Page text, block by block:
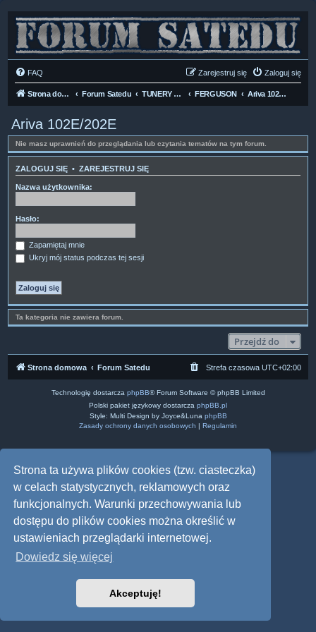
Strona ta używa plików cookies (tzw. ciasteczka)
w celach statystycznych, reklamowych oraz
funkcjonalnych. Warunki przechowywania lub
dostępu do plików cookies można określić w
ustawieniach przeglądarki internetowej.
Dowiedz się więcej
Akceptuję!
FAQ Zaloguj się
Zarejestruj się
Strona domowa Forum Satedu TUNERY SAT HD-LINUX FERGUSON Ariva 102E/202E
Ariva 102E/202E
Nie masz uprawnień do przeglądania lub czytania tematów na tym forum.
ZALOGUJ SIĘ • ZAREJESTRUJ SIĘ
Nazwa użytkownika:
Hasło:
Zapamiętaj mnie
Ukryj mój status podczas tej sesji
Ta kategoria nie zawiera forum.
Przejdź do
Strona domowa Forum Satedu Strefa czasowa UTC+02:00
Technologię dostarcza phpBB® Forum Software © phpBB Limited
Polski pakiet językowy dostarcza phpBB.pl
Style: Multi Design by Joyce&Luna phpBB
Zasady ochrony danych osobowych | Regulamin